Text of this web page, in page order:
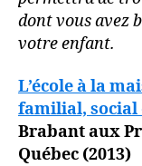
dont vous avez
votre enfant.
L’école à la
familial, social
Brabant aux
Québec (2013)